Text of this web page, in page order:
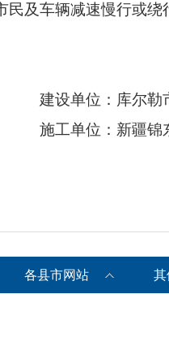
及车辆减速慢行或绕
建设单位：库尔勒
施工单位：新疆锦
各县市网站 其